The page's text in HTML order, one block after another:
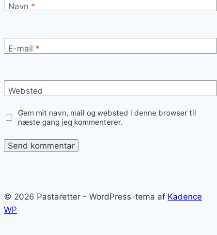
Navn *
E-mail *
Websted
Gem mit navn, mail og websted i denne browser til
næste gang jeg kommenterer.
© 2026 Pastaretter - WordPress-tema af Kadence
WP